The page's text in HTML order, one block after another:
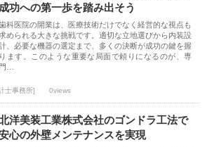
成功への第一歩を踏み出そう
科医院の開業は、医療技術だけでなく経営的な視点も
められる大きな挑戦です。適切な立地選びから内装設
、必要な機器の選定まで、多くの決断が成功の鍵を握
ります。このような重要な局面で頼りになるのが、専
門…
士事務所] 0views
洋美装工業株式会社のゴンドラ工法で
心の外壁メンテナンスを実現